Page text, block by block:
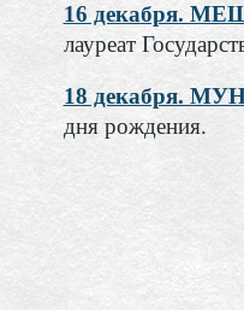
16 декабря.
лауреат
18 декабря.
дня рождения.